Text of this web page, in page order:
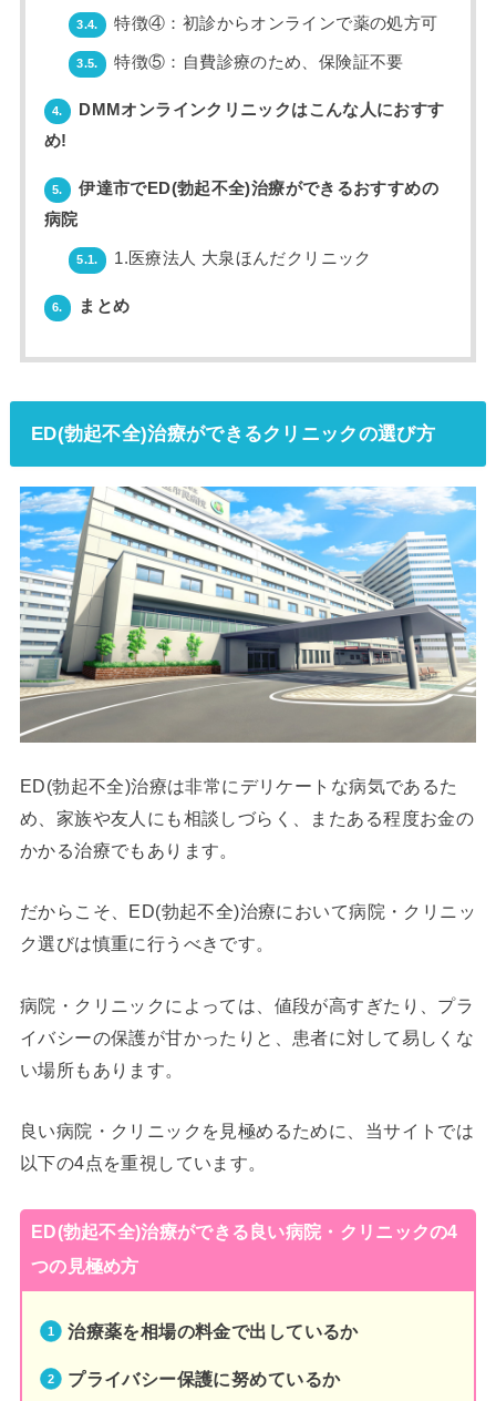
3.4. 特徴④：初診からオンラインで薬の処方可
3.5. 特徴⑤：自費診療のため、保険証不要
4.
DMMオンラインクリニックはこんな人におすす
め!
5.
伊達市でED(勃起不全)治療ができるおすすめの
病院
5.1. 1.医療法人 大泉ほんだクリニック
6. まとめ
ED(勃起不全)治療ができるクリニックの選び方
ED(勃起不全)治療は非常にデリケートな病気であるた
め、家族や友人にも相談しづらく、またある程度お金の
かかる治療でもあります。
だからこそ、ED(勃起不全)治療において病院・クリニッ
ク選びは慎重に行うべきです。
病院・クリニックによっては、値段が高すぎたり、プラ
イバシーの保護が甘かったりと、患者に対して易しくな
い場所もあります。
良い病院・クリニックを見極めるために、当サイトでは
以下の4点を重視しています。
ED(勃起不全)治療ができる良い病院・クリニックの4
つの見極め方
治療薬を相場の料金で出しているか
プライバシー保護に努めているか